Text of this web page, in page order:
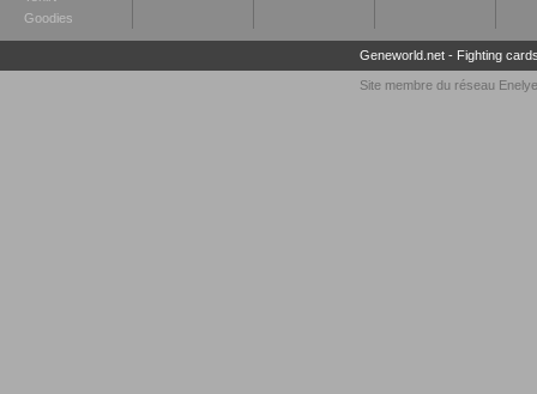
Goodies
Geneworld.net- Fighting
Site membre du réseau Enelye